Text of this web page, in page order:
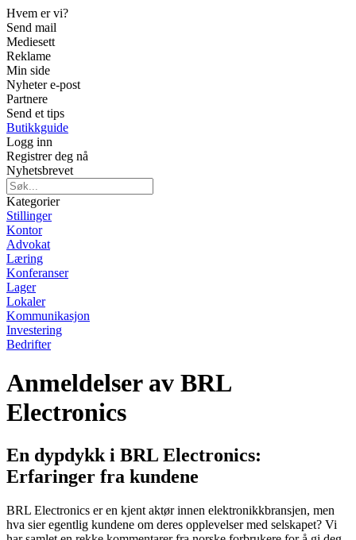
Hvem er vi?
Send mail
Mediesett
Reklame
Min side
Nyheter e-post
Partnere
Send et tips
Butikkguide
Logg inn
Registrer deg nå
Nyhetsbrevet
Kategorier
Stillinger
Kontor
Advokat
Læring
Konferanser
Lager
Lokaler
Kommunikasjon
Investering
Bedrifter
Anmeldelser av BRL
Electronics
En dypdykk i BRL Electronics:
Erfaringer fra kundene
BRL Electronics er en kjent aktør innen elektronikkbransjen, men
hva sier egentlig kundene om deres opplevelser med selskapet? Vi